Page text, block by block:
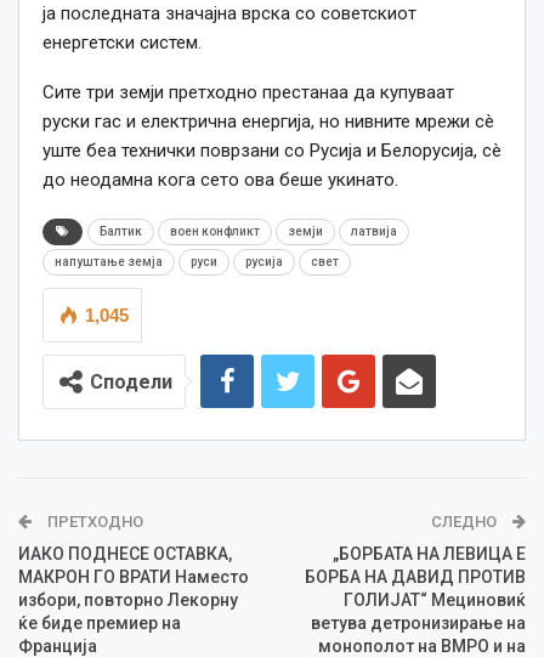
ја последната значајна врска со советскиот
енергетски систем.
Сите три земји претходно престанаа да купуваат
руски гас и електрична енергија, но нивните мрежи сè
уште беа технички поврзани со Русија и Белорусија, сè
до неодамна кога сето ова беше укинато.
Балтик воен конфликт земји латвија
напуштање земја руси русија свет
1,045
Сподели
ПРЕТХОДНО
ИАКО ПОДНЕСЕ ОСТАВКА,
МАКРОН ГО ВРАТИ Наместо
избори, повторно Лекорну
ќе биде премиер на
Франција
СЛЕДНО
„БОРБАТА НА ЛЕВИЦА Е
БОРБА НА ДАВИД ПРОТИВ
ГОЛИЈАТ“ Мециновиќ
ветува детронизирање на
монополот на ВМРО и на